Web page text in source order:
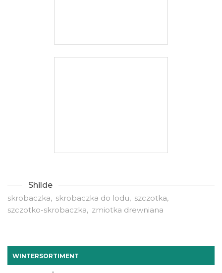
WINTERSORTIMENT
Shilde
skrobaczka
skrobaczka do lodu
szczotka
szczotko-skrobaczka
zmiotka drewniana